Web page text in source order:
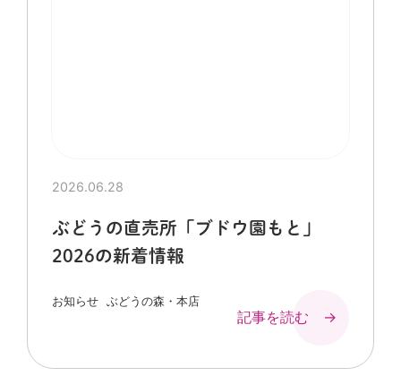
2026.06.28
ぶどうの直売所「ブドウ園もと」
2026の新着情報
お知らせ ぶどうの森・本店
記事を読む →